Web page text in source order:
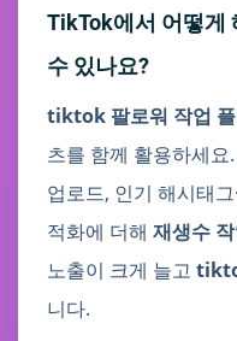
TikTok에서 어떻게
수 있나요?
tiktok 팔로워 작업
츠를 함께 활용하세
업로드, 인기 해시태
적화에 더해 재생수
노출이 크게 늘고
니다.